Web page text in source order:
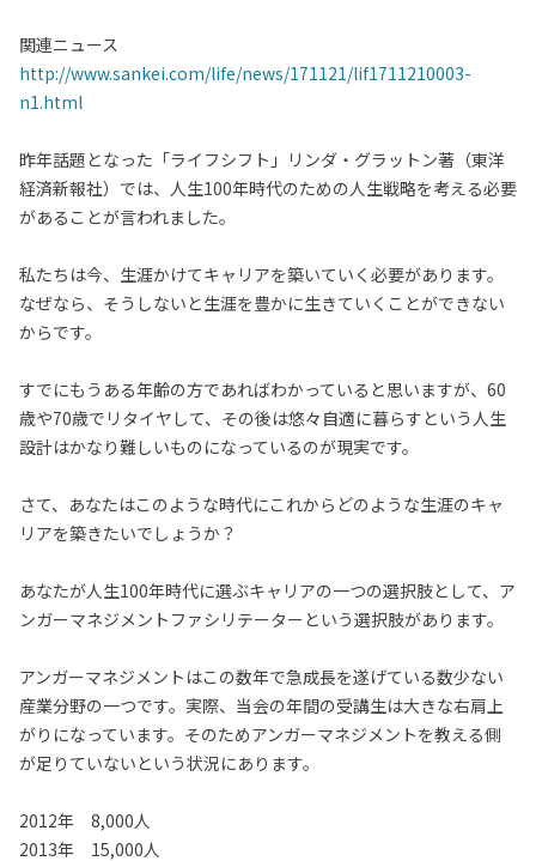
関連ニュース
http://www.sankei.com/life/news/171121/lif1711210003-
n1.html
昨年話題となった「ライフシフト」リンダ・グラットン著（東洋
経済新報社）では、人生100年時代のための人生戦略を考える必要
があることが言われました。
私たちは今、生涯かけてキャリアを築いていく必要があります。
なぜなら、そうしないと生涯を豊かに生きていくことができない
からです。
すでにもうある年齢の方であればわかっていると思いますが、60
歳や70歳でリタイヤして、その後は悠々自適に暮らすという人生
設計はかなり難しいものになっているのが現実です。
さて、あなたはこのような時代にこれからどのような生涯のキャ
リアを築きたいでしょうか？
あなたが人生100年時代に選ぶキャリアの一つの選択肢として、ア
ンガーマネジメントファシリテーターという選択肢があります。
アンガーマネジメントはこの数年で急成長を遂げている数少ない
産業分野の一つです。実際、当会の年間の受講生は大きな右肩上
がりになっています。そのためアンガーマネジメントを教える側
が足りていないという状況にあります。
2012年 8,000人
2013年 15,000人